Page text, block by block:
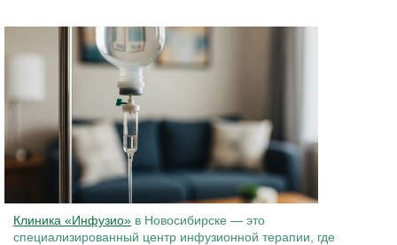
Клиника «Инфузио» в Новосибирске — это
специализированный центр инфузионной терапии, где